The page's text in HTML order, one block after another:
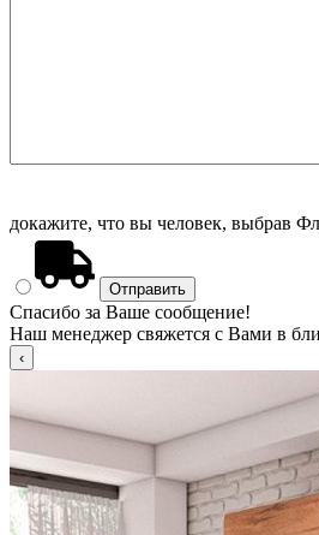
докажите, что вы человек, выбрав
Спасибо за Ваше сообщение!
Наш менеджер свяжется с Вами в